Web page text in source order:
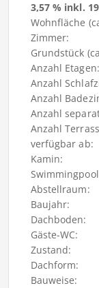
3,57 % inkl.
Wohnfläche
Zimmer:
Grundstück
Anzahl Etagen:
Anzahl
Anzahl
Anzahl
Anzahl
verfügbar ab:
Kamin:
Abstellraum:
Baujahr:
Dachboden:
Gäste-WC:
Zustand:
Dachform:
Bauweise: